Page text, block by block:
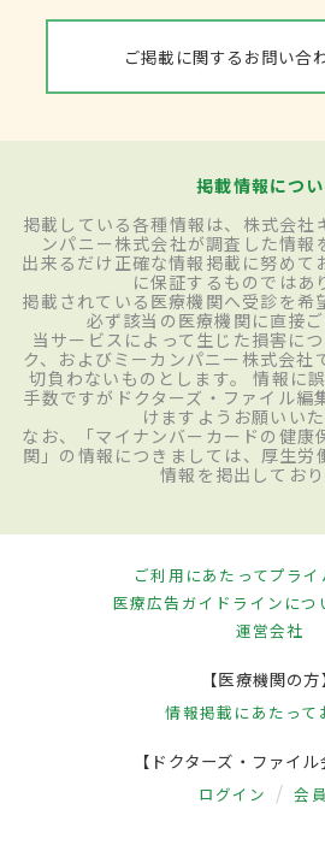
ご掲載に関するお問い合
掲載情報につ
掲載している各種情報は、株式会社
ンパニー株式会社が調査した情報
出来るだけ正確な情報掲載に努めて
に保証するものではあ
掲載されている医療機関へ受診を希
必ず該当の医療機関に直接ご
当サービスによって生じた損害に
ク、およびミーカンパニー株式会社
切負わないものとします。 情報に
手数ですがドクターズ・ファイル編
けますようお願いいた
なお、「マイナンバーカードの健康
関」の情報につきましては、厚生労
情報を掲出しており
ご利用にあたってプラ
医療広告ガイドラインにつ
運営会社
【医療機関の方
情報掲載にあたって
【ドクターズ・ファイル
ログイン 会